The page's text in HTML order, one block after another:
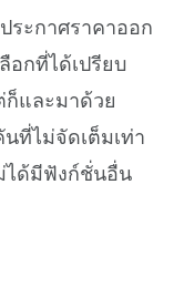
ระกาศราคาออก
อกที่ได้เปรียบ
ก็และมาด้วย
ที่ไม่จัดเต็มเท่า
ได้มีฟังก์ชั่นอื่น